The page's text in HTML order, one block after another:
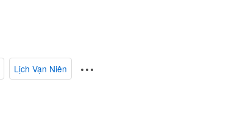
Lịch Vạn Niên